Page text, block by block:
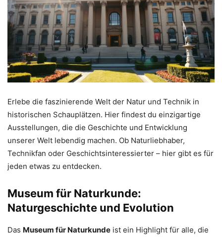
Erlebe die faszinierende Welt der Natur und Technik in
historischen Schauplätzen. Hier findest du einzigartige
Ausstellungen, die die Geschichte und Entwicklung
unserer Welt lebendig machen. Ob Naturliebhaber,
Technikfan oder Geschichtsinteressierter – hier gibt es für
jeden etwas zu entdecken.
Museum für Naturkunde:
Naturgeschichte und Evolution
Das Museum für Naturkunde ist ein Highlight für alle, die